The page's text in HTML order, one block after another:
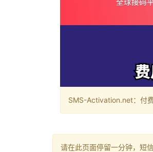
SMS-Activation.net：付
请在此页面停留一分钟，短